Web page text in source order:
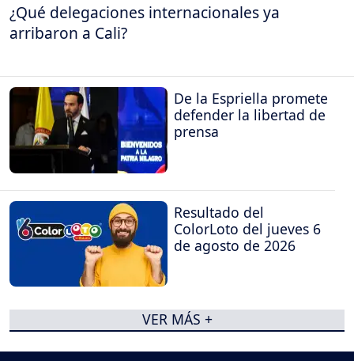
¿Qué delegaciones internacionales ya
arribaron a Cali?
De la Espriella promete
defender la libertad de
prensa
Resultado del
ColorLoto del jueves 6
de agosto de 2026
VER MÁS +